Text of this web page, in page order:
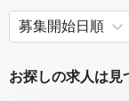
お探しの求人は見